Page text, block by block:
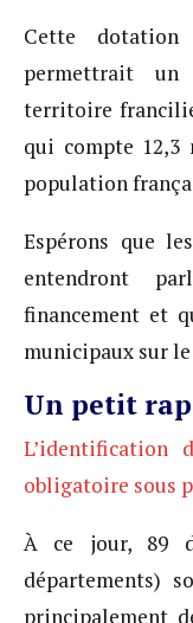
Cette
permettrait
territoire
qui compte 12,3
population
Espérons que
entendront
financement et
municipaux sur
Un petit
L’identification
obligatoire sous
À ce jour, 89
départements)
principalement